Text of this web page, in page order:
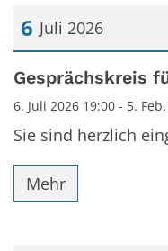
6 Juli 2026
Datum: 6. Juli 2026
Gesprächskreis
6. Juli 2026 19:00 - 5.
Sie sind herzlich
Mehr